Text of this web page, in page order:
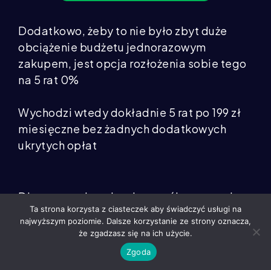
Dodatkowo, żeby to nie było zbyt duże
obciążenie budżetu jednorazowym
zakupem, jest opcja rozłożenia sobie tego
na 5 rat 0%
Wychodzi wtedy dokładnie 5 rat po 199 zł
miesięczne bez żadnych dodatkowych
ukrytych opłat
Dlaczego tak tanio, skoro mój program jest
taki skuteczny?
Odpowiedź jest bardzo prosta
Ta strona korzysta z ciasteczek aby świadczyć usługi na
najwyższym poziomie. Dalsze korzystanie ze strony oznacza,
że zgadzasz się na ich użycie.
Zgoda